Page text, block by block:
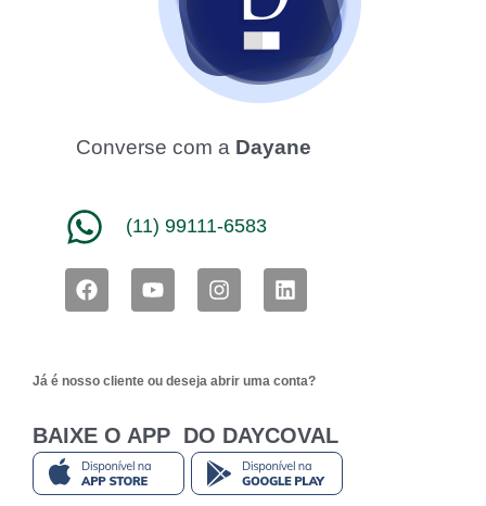
Converse com a Dayane
(11) 99111-6583
F
a
o
k
Y
o
b
I
n
g
a
m
L
i
d
n
Já é nosso cliente ou deseja abrir uma conta?
BAIXE O APP DO DAYCOVAL